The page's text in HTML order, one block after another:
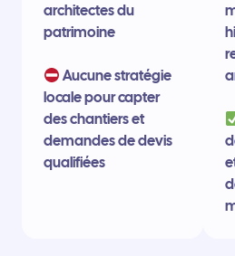
architectes du
patrimoine
Aucune stratégie
locale pour capter
des chantiers et
demandes de devis
qualifiées